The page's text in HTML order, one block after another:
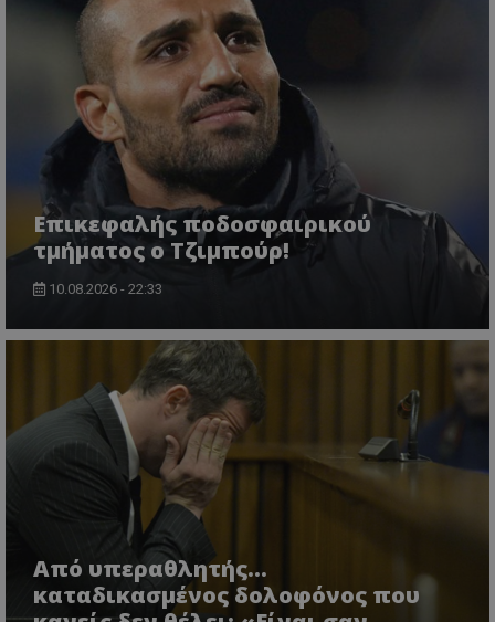
Επικεφαλής ποδοσφαιρικού
τμήματος ο Τζιμπούρ!
10.08.2026 - 22:33
Από υπεραθλητής...
καταδικασμένος δολοφόνος που